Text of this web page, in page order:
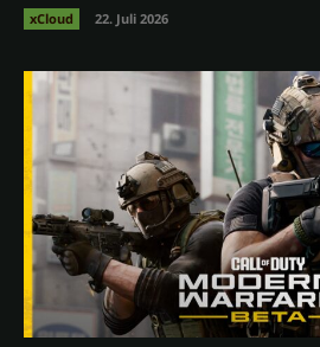
xCloud 22. Juli 2026